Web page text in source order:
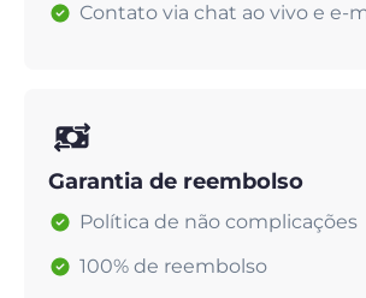
Contato via chat ao vivo e e-
Garantia de reembolso
Política de não complicações
100% de reembolso